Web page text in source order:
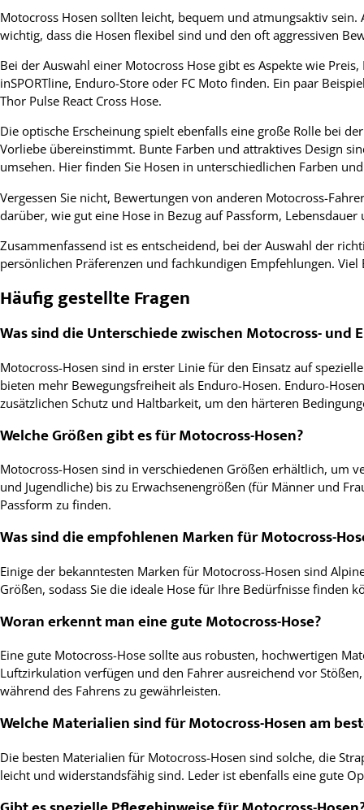
Motocross Hosen sollten leicht, bequem und atmungsaktiv sein.
wichtig, dass die Hosen flexibel sind und den oft aggressiven
Bei der Auswahl einer Motocross Hose gibt es Aspekte wie
inSPORTline, Enduro-Store oder FC Moto finden. Ein paar
Thor Pulse React Cross Hose.
Die optische Erscheinung spielt ebenfalls eine große Rolle bei
Vorliebe übereinstimmt. Bunte Farben und attraktives Design
umsehen. Hier finden Sie Hosen in unterschiedlichen Farben
Vergessen Sie nicht, Bewertungen von anderen Motocross-
darüber, wie gut eine Hose in Bezug auf Passform,
Zusammenfassend ist es entscheidend, bei der Auswahl der
persönlichen Präferenzen und fachkundigen Empfehlungen.
Häufig gestellte Fragen
Was sind die Unterschiede zwischen Motocross- und
Motocross-Hosen sind in erster Linie für den Einsatz auf
bieten mehr Bewegungsfreiheit als Enduro-Hosen. Enduro-
zusätzlichen Schutz und Haltbarkeit, um den härteren
Welche Größen gibt es für Motocross-Hosen?
Motocross-Hosen sind in verschiedenen Größen erhältlich, um
und Jugendliche) bis zu Erwachsenengrößen (für Männer und
Passform zu finden.
Was sind die empfohlenen Marken für Motocross-
Einige der bekanntesten Marken für Motocross-Hosen sind
Größen, sodass Sie die ideale Hose für Ihre Bedürfnisse finden
Woran erkennt man eine gute Motocross-Hose?
Eine gute Motocross-Hose sollte aus robusten, hochwertigen
Luftzirkulation verfügen und den Fahrer ausreichend vor
während des Fahrens zu gewährleisten.
Welche Materialien sind für Motocross-Hosen am
Die besten Materialien für Motocross-Hosen sind solche, die
leicht und widerstandsfähig sind. Leder ist ebenfalls eine gute